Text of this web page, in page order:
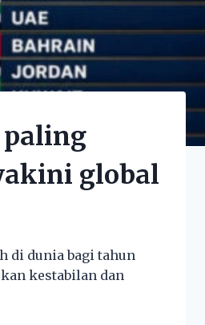
global
di dunia bagi tahun
kestabilan dan